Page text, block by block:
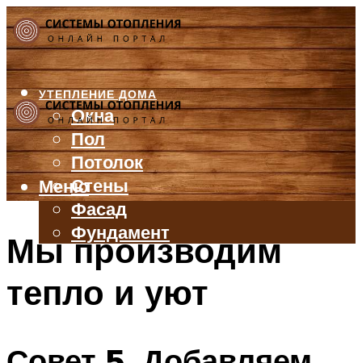
УТЕПЛЕНИЕ ДОМА
Окна
Пол
Потолок
Стены
Фасад
Фундамент
БАЛКОН И ЛОДЖИЯ
ВЕНТИЛЯЦИЯ
Меню
Мы производим
тепло и уют